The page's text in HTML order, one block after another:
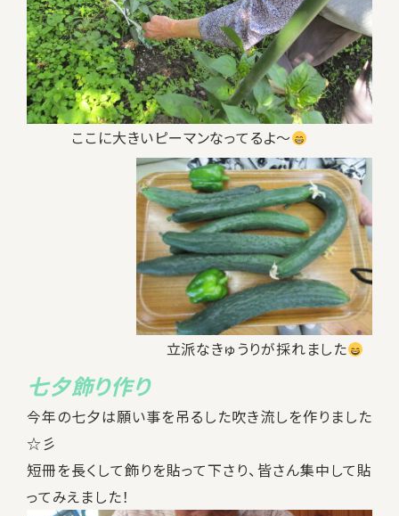
ここに大きいピーマンなってるよ～
立派なきゅうりが採れました
七夕飾り作り
今年の七夕は願い事を吊るした吹き流しを作りました
☆彡
短冊を長くして飾りを貼って下さり、皆さん集中して貼
ってみえました！